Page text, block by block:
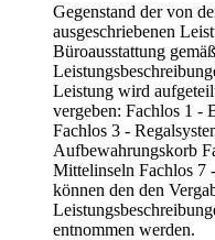
Gegenstand der von
ausgeschriebenen
Büroausstattung
Leistung wird
vergeben: Fachlos 1 -
Fachlos 3 -
Aufbewahrungskorb
Mittelinseln Fachlos 7
können den den
entnommen werden.